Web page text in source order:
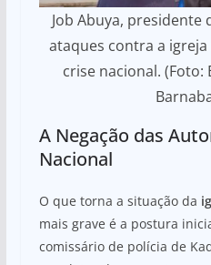
Job Abuya, presidente
ataques contra a
crise nacional. (Foto:
A Negação das
Nacional
O que torna a situação da
mais grave é a postura
comissário de polícia de